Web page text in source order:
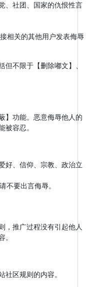
、社团、国家的仇恨性言
相关的其他用户发表侮辱
不限于【删除嘟文】、
】功能。恶意侮辱他人的
被容忍。
好、信仰、宗教、政治立
不要出言侮辱。
，推广过程没有引起他人
。
社区规则的内容。